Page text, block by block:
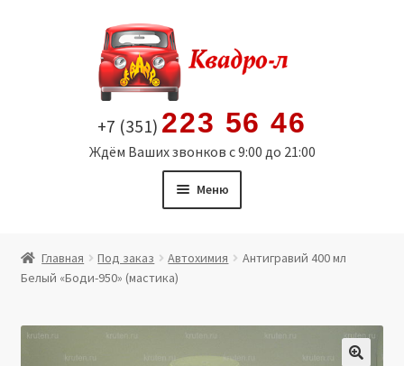
содержимому
+7 (351) 223 56 46
Ждём Ваших звонков с 9:00 до 21:00
Меню
Витрина
Мой аккаунт
Главная Под заказ Автохимия
Антигравий 400 мл
Белый «Боди-950» (мастика)